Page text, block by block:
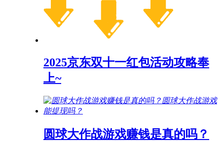
2025京东双十一红包活动攻略奉
上~
圆球大作战游戏赚钱是真的吗？